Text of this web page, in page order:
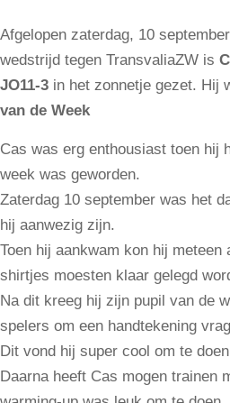
Afgelopen zaterdag, 10
wedstrijd tegen TransvaliaZW is
JO11-3 in het zonnetje gezet. Hij
van de Week
Cas was erg enthousiast toen hij
week was geworden.
Zaterdag 10 september was het
hij aanwezig zijn.
Toen hij aankwam kon hij meteen
shirtjes moesten klaar gelegd
Na dit kreeg hij zijn pupil van de
spelers om een handtekening
Dit vond hij super cool om te
Daarna heeft Cas mogen trainen